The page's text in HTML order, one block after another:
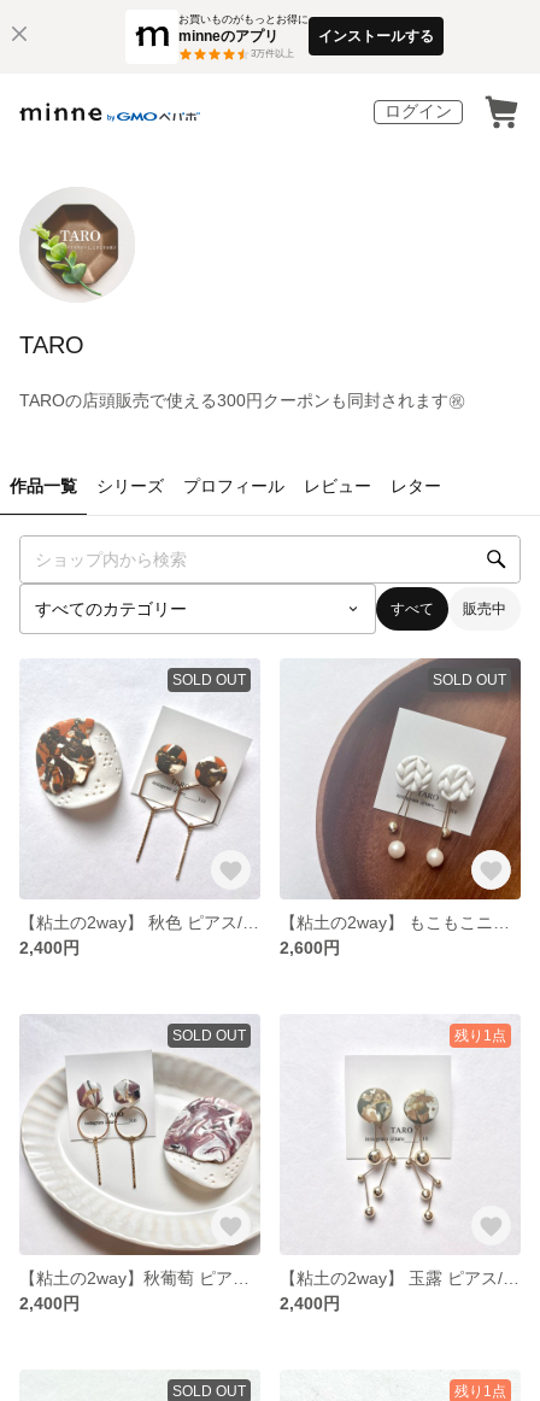
お買いものがもっとお得に
minneのアプリ
3万件以上
インストールする
ログイン
TARO
TAROの店頭販売で使える300円クーポンも同封されます㊗️
作品一覧 シリーズ プロフィール レビュー レター
すべて 販売中
SOLD OUT
2,400円
SOLD OUT
2,600円
SOLD OUT
2,400円
残り1点
2,400円
SOLD OUT 残り1点